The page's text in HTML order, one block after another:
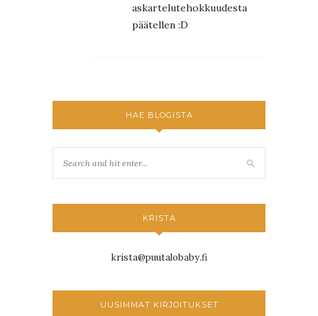
askartelutehokkuudesta
päätellen :D
HAE BLOGISTA
KRISTA
krista@puutalobaby.fi
UUSIMMAT KIRJOITUKSET